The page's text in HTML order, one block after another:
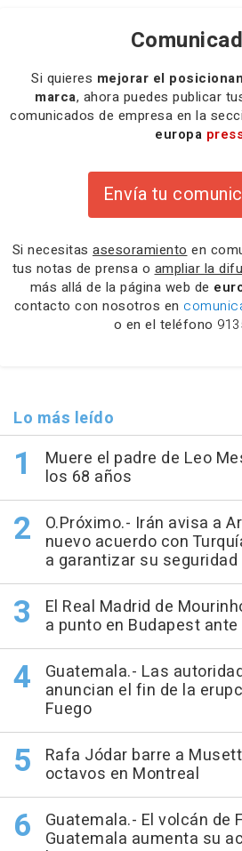
Si quieres mejorar el
marca, ahora puedes publicar
comunicados de empresa en la
europa
Envía tu
Si necesitas asesoramiento en
tus notas de prensa o ampliar la
más allá de la página web de
contacto con nosotros en
o en el teléfono
Lo más leído
Muere el padre de Leo
los 68 años
O.Próximo.- Irán avisa a
nuevo acuerdo con
a garantizar su seguridad
El Real Madrid de
a punto en Budapest
Guatemala.- Las
anuncian el fin de la
Fuego
Rafa Jódar barre a
octavos en Montreal
Guatemala.- El volcán de
Guatemala aumenta su